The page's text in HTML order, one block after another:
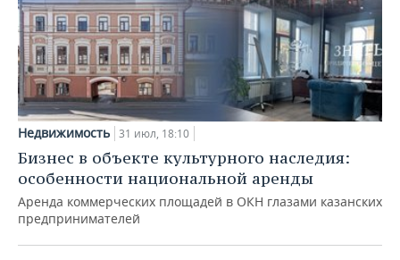
Недвижимость 31 июл, 18:10
Бизнес в объекте культурного наследия:
особенности национальной аренды
Аренда коммерческих площадей в ОКН глазами казанских
предпринимателей